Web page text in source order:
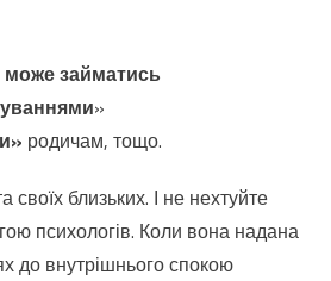
займатись
»
родичам, тощо.
своїх близьких. І не нехтуйте
психологів. Коли вона надана
внутрішнього спокою